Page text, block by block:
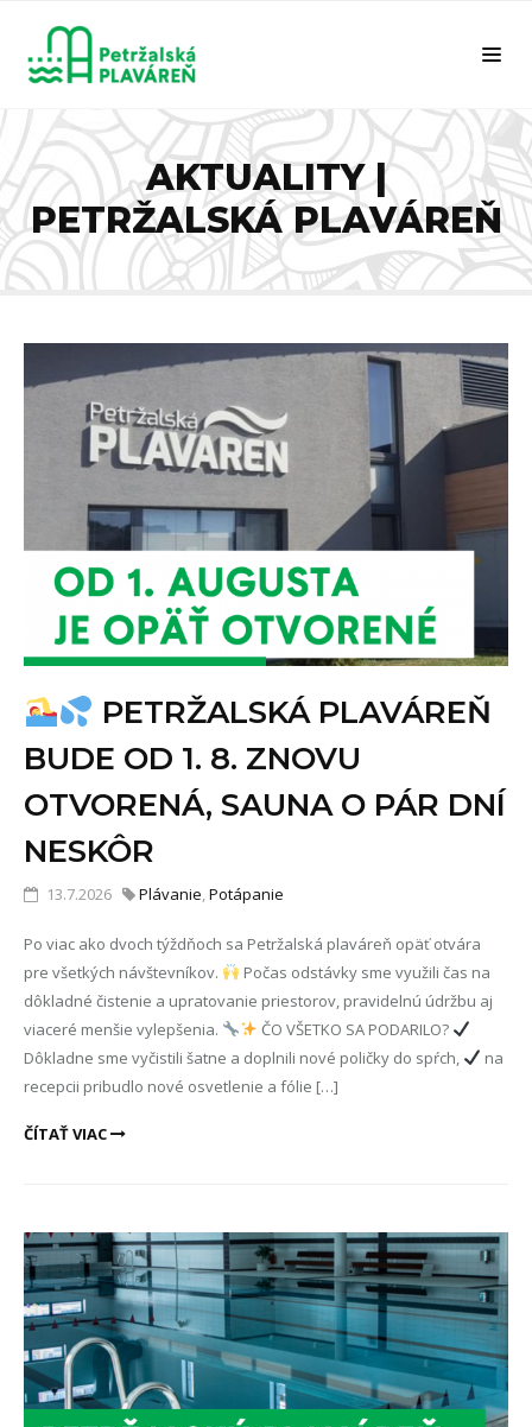
AKTUALITY |
PETRŽALSKÁ PLAVÁREŇ
PETRŽALSKÁ PLAVÁREŇ
BUDE OD 1. 8. ZNOVU
OTVORENÁ, SAUNA O PÁR DNÍ
NESKÔR
13.7.2026 Plávanie,Potápanie
Po viac ako dvoch týždňoch sa Petržalská plaváreň opäť otvára
pre všetkých návštevníkov.
Počas odstávky sme využili čas na
dôkladné čistenie a upratovanie priestorov, pravidelnú údržbu aj
viaceré menšie vylepšenia.
ČO VŠETKO SA PODARILO?
Dôkladne sme vyčistili šatne a doplnili nové poličky do spŕch,
na
recepcii pribudlo nové osvetlenie a fólie […]
ČÍTAŤ VIAC